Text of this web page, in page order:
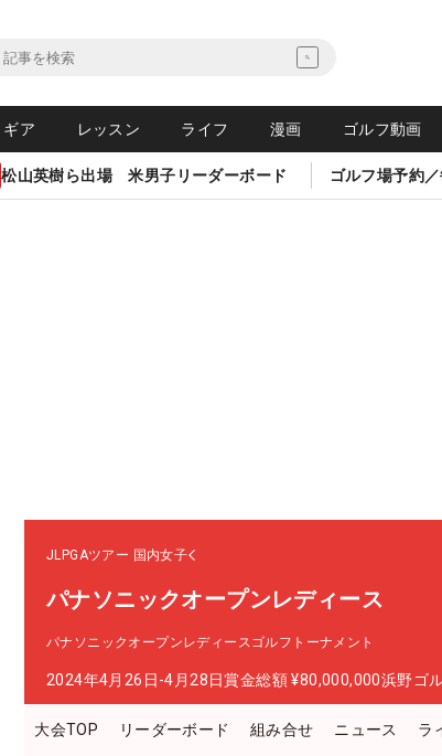
ギア レッスン ライフ 漫画 ゴルフ動画
松山英樹ら出場 米男子リーダーボード ゴルフ場予約
JLPGAツアー 国内女子
パナソニックオープンレディース
パナソニックオープンレディースゴルフトーナメント
2024年4月26日-4月28日賞金総額 ¥80,000,000浜野ゴ
大会TOP リーダーボード 組み合せ ニュース ラ